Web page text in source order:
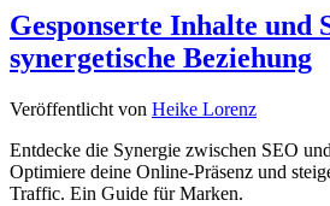
Gesponserte Inhalte und
synergetische Beziehung
Veröffentlicht von Heike Lorenz
Entdecke die Synergie zwischen SEO
Optimiere deine Online-Präsenz und
Traffic. Ein Guide für Marken.